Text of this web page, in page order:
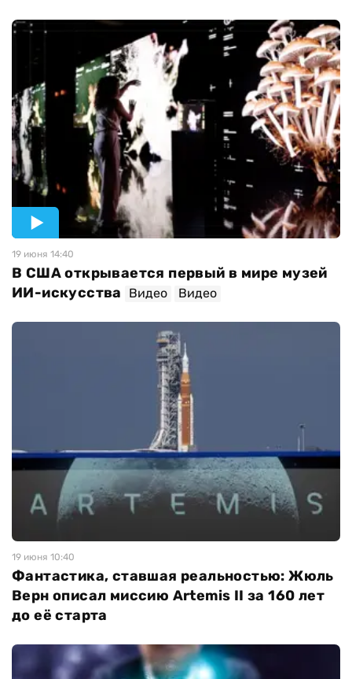
19 июня 14:40
В США открывается первый в мире музей
ИИ-искусства
Видео Видео
19 июня 10:40
Фантастика, ставшая реальностью: Жюль
Верн описал миссию Artemis II за 160 лет
до её старта